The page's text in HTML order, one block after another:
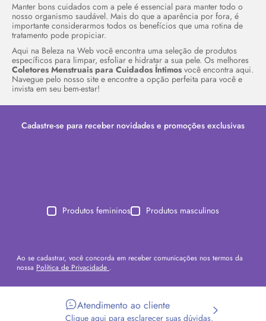
Manter bons cuidados com a pele é essencial para manter todo o
nosso organismo saudável. Mais do que a aparência por fora, é
importante considerarmos todos os benefícios que uma rotina de
tratamento pode propiciar.
Aqui na Beleza na Web você encontra uma seleção de produtos
específicos para limpar, esfoliar e hidratar a sua pele. Os melhores
Coletores Menstruais para Cuidados Íntimos você encontra aqui.
Navegue pelo nosso site e encontre a opção perfeita para você e
invista em seu bem-estar!
Cadastre-se para receber novidades e promoções exclusivas
Produtos femininos Produtos masculinos
Ao se cadastrar, você concorda em receber comunicações nos termos da
nossa Política de Privacidade .
Atendimento ao cliente
Clique aqui para esclarecer suas dúvidas.